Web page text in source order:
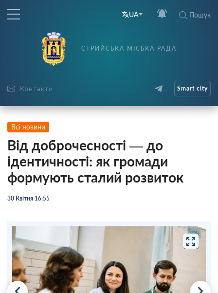
UA Пошук
Контакти
СТРИЙСЬКА МІСЬКА РАДА
Smart city
Всі новини
Від доброчесності — до
ідентичності: як громади
формують сталий розвиток
30 Квітня 16:55